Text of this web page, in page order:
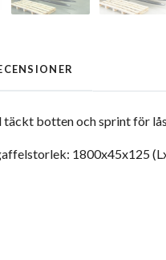
botten och sprint för
1800x45x125